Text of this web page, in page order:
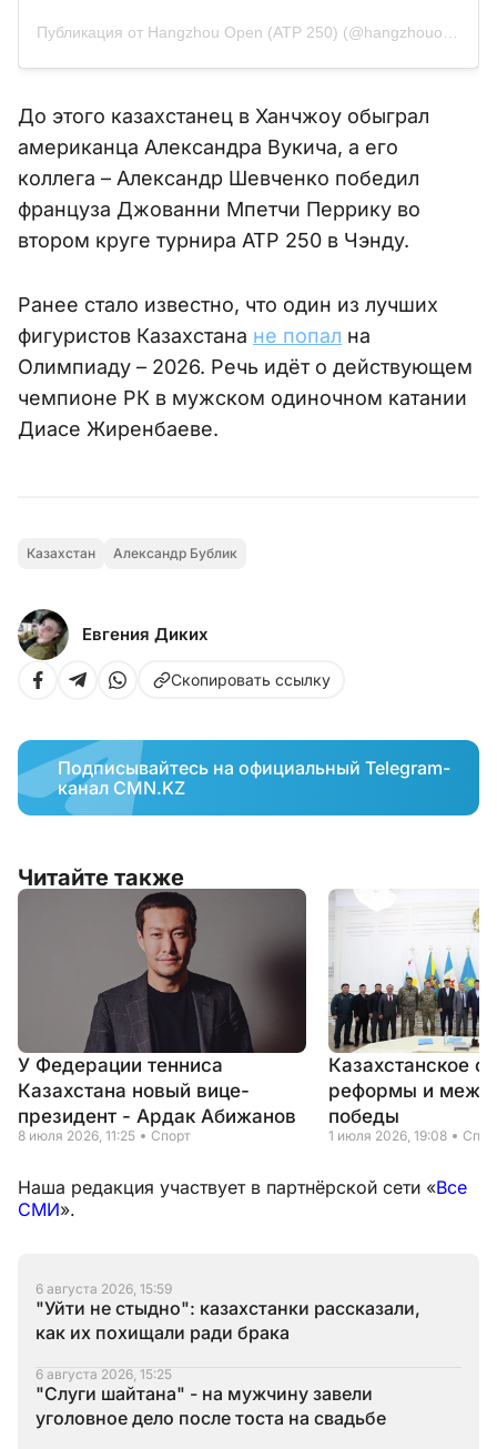
До этого казахстанец в Ханчжоу обыграл
американца Александра Вукича, а его
коллега – Александр Шевченко победил
француза Джованни Мпетчи Перрику во
втором круге турнира ATP 250 в Чэнду.
Ранее стало известно, что один из лучших
фигуристов Казахстана не попал на
Олимпиаду – 2026. Речь идёт о действующем
чемпионе РК в мужском одиночном катании
Диасе Жиренбаеве.
Казахстан Александр Бублик
Евгения Диких
Скопировать ссылку
Подписывайтесь на официальный Telegram-
канал CMN.KZ
Читайте также
У Федерации тенниса
Казахстана новый вице-
президент - Ардак Абижанов
8 июля 2026, 11:25 Спорт
Казахстанское
реформы и
победы
1 июля 2026, 19:08
Наша редакция участвует в партнёрской сети «Все
СМИ».
6 августа 2026, 15:59
"Уйти не стыдно": казахстанки рассказали,
как их похищали ради брака
6 августа 2026, 15:25
"Слуги шайтана" - на мужчину завели
уголовное дело после тоста на свадьбе